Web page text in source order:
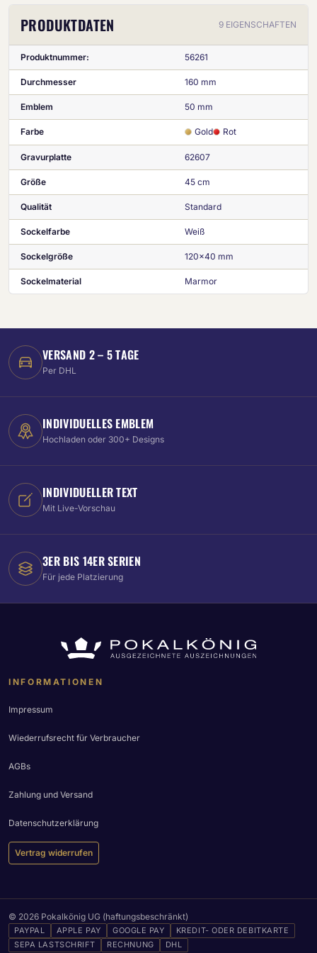
PRODUKTDATEN 9 EIGENSCHAFTEN
Produktnummer: 56261
Durchmesser 160 mm
Emblem 50 mm
Farbe Gold Rot
Gravurplatte 62607
Größe 45 cm
Qualität Standard
Sockelfarbe Weiß
Sockelgröße 120x40 mm
Sockelmaterial Marmor
VERSAND 2 – 5 TAGE
Per DHL
INDIVIDUELLES EMBLEM
Hochladen oder 300+ Designs
INDIVIDUELLER TEXT
Mit Live-Vorschau
3ER BIS 14ER SERIEN
Für jede Platzierung
INFORMATIONEN
Impressum
Wiederrufsrecht für Verbraucher
AGBs
Zahlung und Versand
Datenschutzerklärung
Vertrag widerrufen
© 2026 Pokalkönig UG (haftungsbeschränkt)
PAYPAL APPLE PAY GOOGLE PAY
KREDIT- ODER DEBITKARTE
SEPA LASTSCHRIFT
RECHNUNG DHL